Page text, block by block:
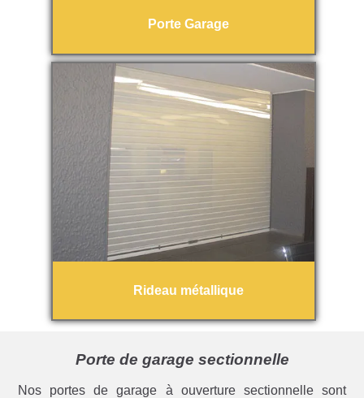
Porte Garage
Rideau métallique
Porte de garage sectionnelle
Nos portes de garage à ouverture sectionnelle sont